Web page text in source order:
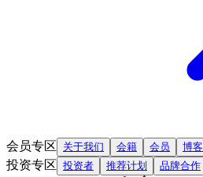
会员专区 关于我们 会籍 会员 博客
投资专区 投资者 推荐计划 品牌合作